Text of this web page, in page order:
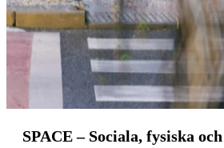
SPACE – Sociala, fysiska